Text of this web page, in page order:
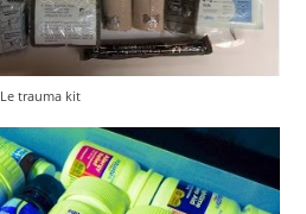
Le trauma kit